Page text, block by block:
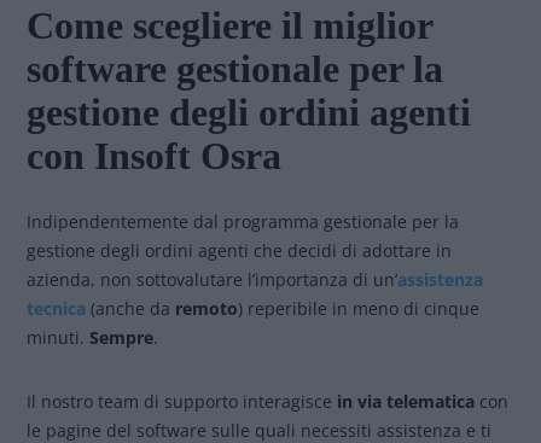
Come scegliere il miglior
software gestionale per la
gestione degli ordini agenti
con Insoft Osra
Indipendentemente dal programma gestionale per la
gestione degli ordini agenti che decidi di adottare in
azienda, non sottovalutare l’importanza di un’assistenza
tecnica(anche da remoto) reperibile in meno di cinque
minuti. Sempre.
Il nostro team di supporto interagisce in via telematica con
le pagine del software sulle quali necessiti assistenza e ti